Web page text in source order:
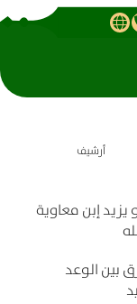
أرشيف
إبن معاوية
بين الوعد